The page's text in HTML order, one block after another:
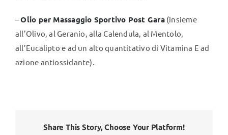
–Olio per Massaggio Sportivo Post Gara(insieme
all’Olivo, al Geranio, alla Calendula, al Mentolo,
all’Eucalipto e ad un alto quantitativo di Vitamina E ad
azione antiossidante).
Share This Story, Choose Your Platform!